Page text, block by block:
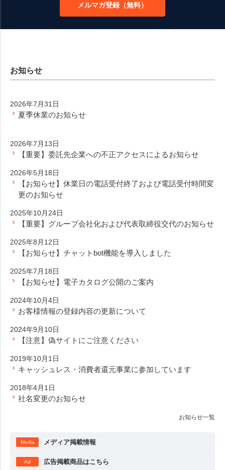
メルマガ登録（無料）
お知らせ
2026年7月31日
夏季休業のお知らせ
2026年7月13日
【重要】委託先企業への不正アクセスによるお知らせ
2026年5月18日
【お知らせ】休業日の電話受付終了および電話受付時間変
更のお知らせ
2025年10月24日
【重要】グループ会社化および代表取締役交代のお知らせ
2025年8月12日
【お知らせ】チャットbot機能を導入しました
2025年7月18日
【お知らせ】電子カタログ公開のご案内
2024年10月4日
お客様情報の登録内容の更新について
2024年9月10日
【注意】偽サイトにご注意ください
2019年10月1日
キャッシュレス・消費者還元事業に参加しています
2018年4月1日
社名変更のお知らせ
お知らせ一覧
Media メディア掲載情報
Ad 広告掲載商品はこちら